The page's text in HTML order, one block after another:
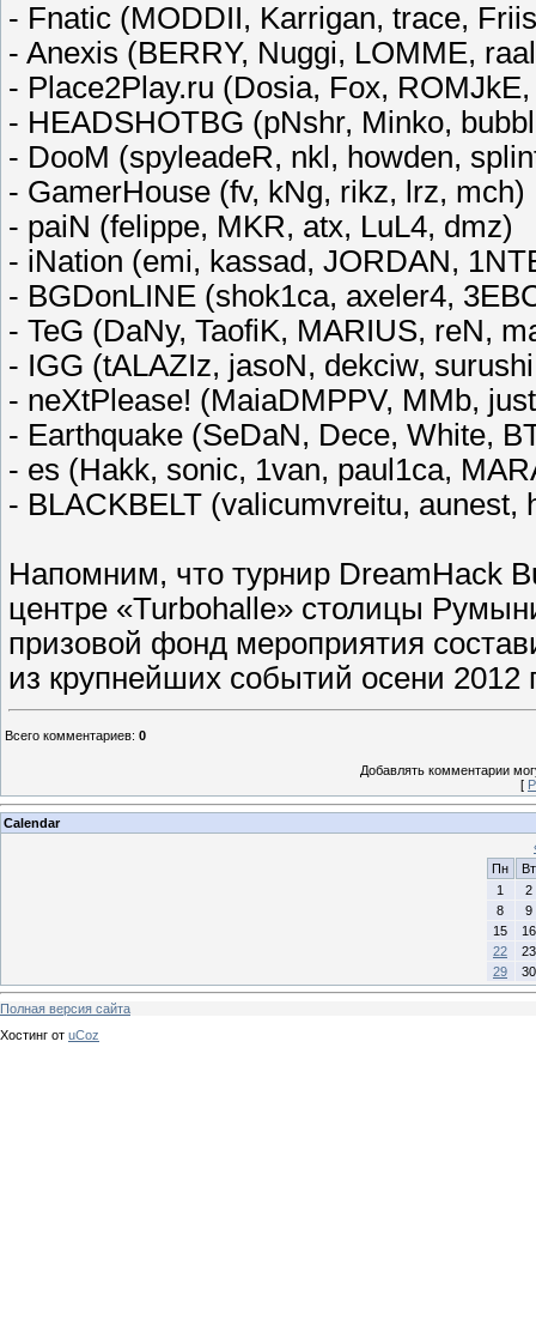
- Fnatic (MODDII, Karrigan, trace,
- Anexis (BERRY, Nuggi, LOMME,
- Place2Play.ru (Dosia, Fox,
- HEADSHOTBG (pNshr, Minko,
- DooM (spyleadeR, nkl, howden,
- GamerHouse (fv, kNg, rikz, lrz, mch)
- paiN (felippe, MKR, atx, LuL4, dmz)
- iNation (emi, kassad, JORDAN,
- BGDonLINE (shok1ca, axeler4,
- TeG (DaNy, TaofiK, MARIUS, reN,
- IGG (tALAZIz, jasoN, dekciw,
- neXtPlease! (MaiaDMPPV, MMb,
- Earthquake (SeDaN, Dece, White,
- es (Hakk, sonic, 1van, paul1ca,
- BLACKBELT (valicumvreitu, aunest,
Напомним, что турнир DreamHack
центре «Turbohalle» столицы
призовой фонд мероприятия
из крупнейших событий осени 2012
Всего комментариев: 0
Добавлять комментарии
[
Calendar
Пн
Вт
1
2
8
9
15
16
22
23
29
30
Полная версия сайта
Хостинг от uCoz